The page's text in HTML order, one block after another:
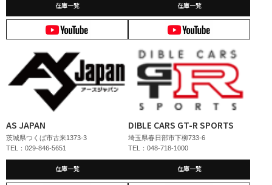
在庫一覧 在庫一覧
AS JAPAN
茨城県つくば市古来1373-3
TEL：029-846-5651
在庫一覧
DIBLE CARS GT-R SPORTS
埼玉県春日部市下柳733-6
TEL：048-718-1000
在庫一覧